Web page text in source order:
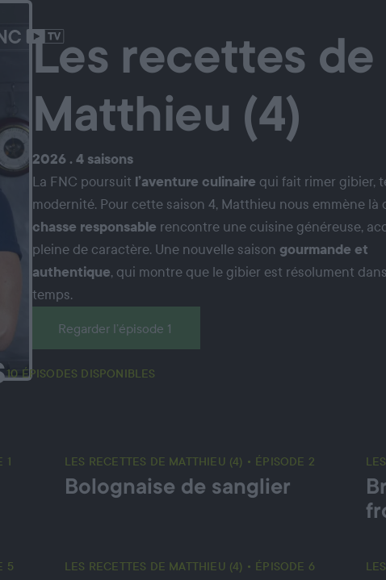
Les recettes de
Matthieu (4)
2026 . 4 saisons
La FNC poursuit l’aventure culinaire qui fait rimer gibier,
modernité. Pour cette saison 4, Matthieu nous emmène là
chasse responsable rencontre une cuisine généreuse,
pleine de caractère. Une nouvelle saison gourmande et
authentique, qui montre que le gibier est résolument
temps.
Regarder l’épisode 1
10 ÉPISODES DISPONIBLES
1 LES RECETTES DE MATTHIEU (4) • ÉPISODE 2
Bolognaise de sanglier
5 LES RECETTES DE MATTHIEU (4) • ÉPISODE 6